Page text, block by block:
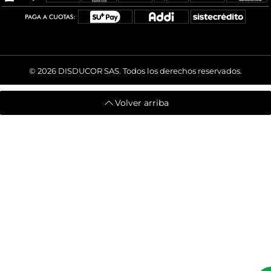
© 2026 DISDUCOR SAS. Todos los derechos reservados.
Volver arriba